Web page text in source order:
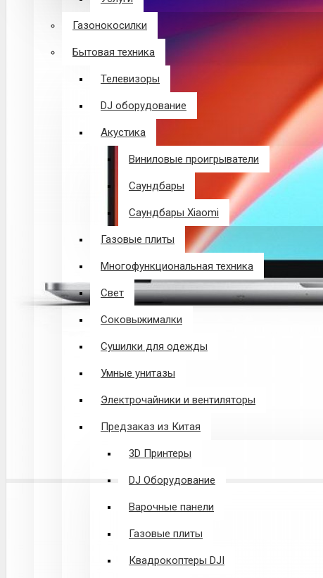
Газонокосилки
Бытовая техника
Телевизоры
DJ оборудование
Акустика
Виниловые проигрыватели
Саундбары
Саундбары Xiaomi
Газовые плиты
Многофункциональная техника
Свет
Соковыжималки
Сушилки для одежды
Умные унитазы
Электрочайники и вентиляторы
Предзаказ из Китая
3D Принтеры
DJ Оборудование
Варочные панели
Газовые плиты
Квадрокоптеры DJI